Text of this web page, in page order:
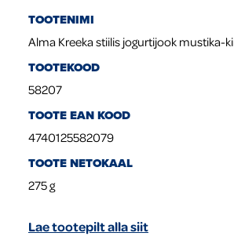
TOOTENIMI
Alma Kreeka stiilis jogurtijook mustika-
TOOTEKOOD
58207
TOOTE EAN KOOD
4740125582079
TOOTE NETOKAAL
275g
Lae tootepilt alla siit